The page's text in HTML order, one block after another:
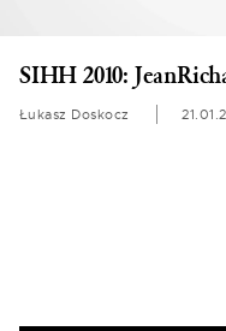
SIHH 2010:
Łukasz Doskocz